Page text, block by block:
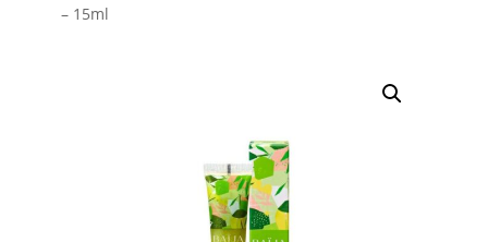
– 15ml